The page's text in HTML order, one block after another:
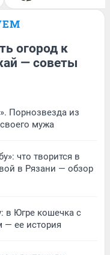
огород к
— советы
Порнозвезда из
мужа
что творится в
в Рязани — обзор
в Югре кошечка с
ее история